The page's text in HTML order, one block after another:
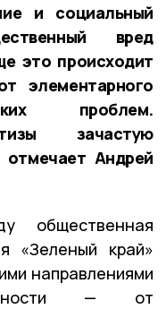
и социальный
вред
это происходит
элементарного
проблем.
зачастую
Андрей
общественная
«Зеленый край»
направлениями
— от